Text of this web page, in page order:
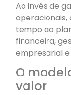
Ao invés de
operacionais,
tempo ao
financeira,
empresarial
O
valor